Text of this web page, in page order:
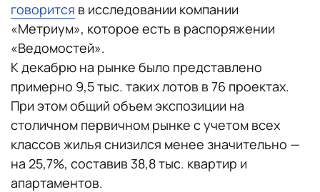
говорится в исследовании компании
«Метриум», которое есть в распоряжении
«Ведомостей».
К декабрю на рынке было представлено
примерно 9,5 тыс. таких лотов в 76 проектах.
При этом общий объем экспозиции на
столичном первичном рынке с учетом всех
классов жилья снизился менее значительно —
на 25,7%, составив 38,8 тыс. квартир и
апартаментов.